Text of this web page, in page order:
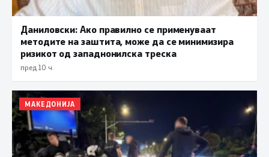
Даниловски: Ако правилно се применуваат
методите на заштита, може да се минимизира
ризикот од западнонилска треска
пред 10 ч.
МАКЕДОНИЈА